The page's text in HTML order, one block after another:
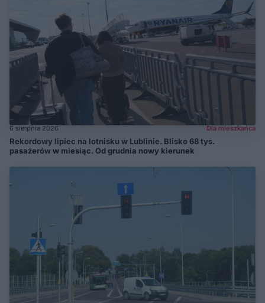
6 sierpnia 2026 Dla mieszkańca
Rekordowy lipiec na lotnisku w Lublinie. Blisko 68 tys.
pasażerów w miesiąc. Od grudnia nowy kierunek